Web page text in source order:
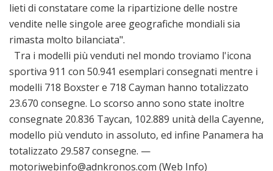
lieti di constatare come la ripartizione delle nostre
vendite nelle singole aree geografiche mondiali sia
rimasta molto bilanciata".
Tra i modelli più venduti nel mondo troviamo l'icona
sportiva 911 con 50.941 esemplari consegnati mentre i
modelli 718 Boxster e 718 Cayman hanno totalizzato
23.670 consegne. Lo scorso anno sono state inoltre
consegnate 20.836 Taycan, 102.889 unità della Cayenne,
modello più venduto in assoluto, ed infine Panamera ha
totalizzato 29.587 consegne. —
motoriwebinfo@adnkronos.com (Web Info)